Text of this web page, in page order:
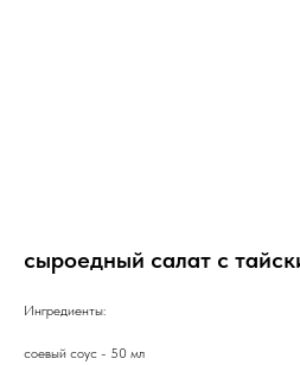
сыроедный салат с
Ингредиенты:
соевый соус - 50 мл